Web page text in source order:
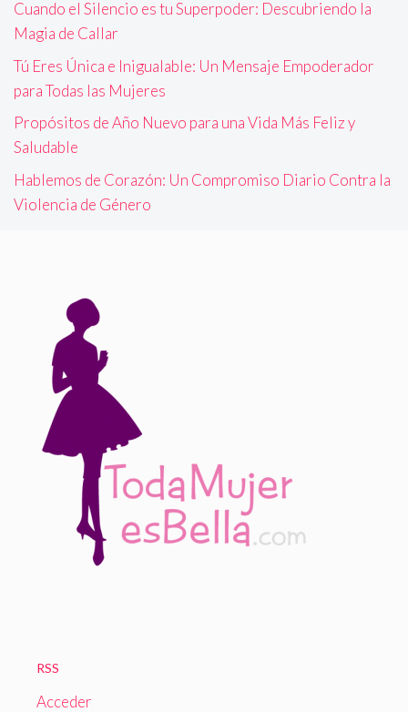
Cuando el Silencio es tu Superpoder: Descubriendo la
Magia de Callar
Tú Eres Única e Inigualable: Un Mensaje Empoderador
para Todas las Mujeres
Propósitos de Año Nuevo para una Vida Más Feliz y
Saludable
Hablemos de Corazón: Un Compromiso Diario Contra la
Violencia de Género
RSS
Acceder